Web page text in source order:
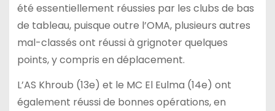
été essentiellement réussies par les clubs de bas
de tableau, puisque outre l’OMA, plusieurs autres
mal-classés ont réussi à grignoter quelques
points, y compris en déplacement.
L’AS Khroub (13e) et le MC El Eulma (14e) ont
également réussi de bonnes opérations, en